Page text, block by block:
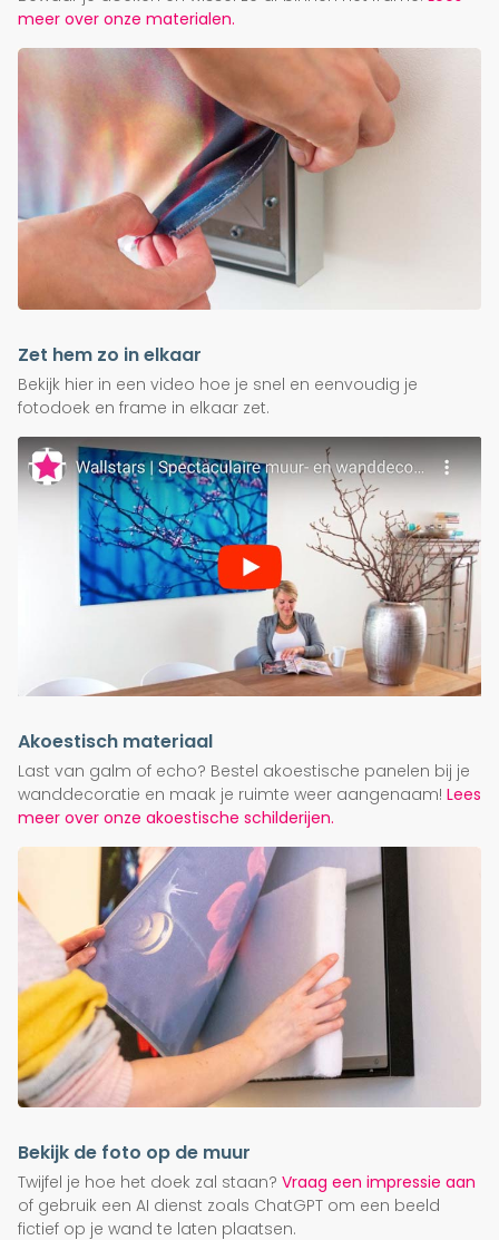
meer over onze materialen.
Zet hem zo in elkaar
Bekijk hier in een video hoe je snel en eenvoudig je
fotodoek en frame in elkaar zet.
Akoestisch materiaal
Last van galm of echo? Bestel akoestische panelen bij je
wanddecoratie en maak je ruimte weer aangenaam! Lees
meer over onze akoestische schilderijen.
Bekijk de foto op de muur
Twijfel je hoe het doek zal staan? Vraag een impressie aan
of gebruik een AI dienst zoals ChatGPT om een beeld
fictief op je wand te laten plaatsen.